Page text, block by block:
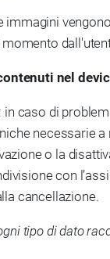
immagini
nel
: in caso di
necessarie
o la
con
cancellazione.
tipo di dato